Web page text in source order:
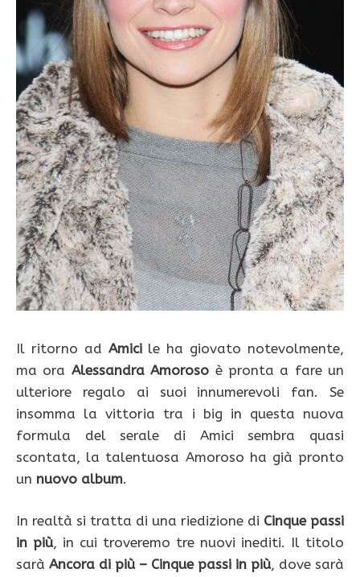
Il ritorno ad Amici le ha giovato notevolmente,
ma ora Alessandra Amoroso è pronta a fare un
ulteriore regalo ai suoi innumerevoli fan. Se
insomma la vittoria tra i big in questa nuova
formula del serale di Amici sembra quasi
scontata, la talentuosa Amoroso ha già pronto
un nuovo album.
In realtà si tratta di una riedizione di Cinque passi
in più, in cui troveremo tre nuovi inediti. Il titolo
sarà Ancora di più – Cinque passi in più, dove sarà